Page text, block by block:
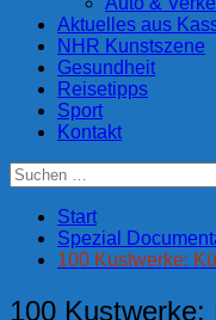
Aktuelles aus
NHR Kunstszene
Gesundheit
Reisetipps
Sport
Kontakt
Start
Spezial
100 Kustwerke:
100 Kustwerke: